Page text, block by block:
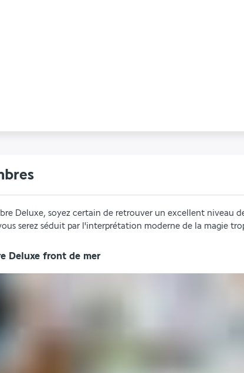
Deluxe, soyez certain de retrouver un excellent niveau
serez séduit par l'interprétation moderne de la magie
Deluxe front de mer